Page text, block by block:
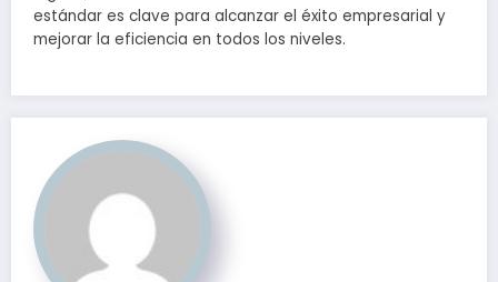
estándar es clave para alcanzar el éxito empresarial y
mejorar la eficiencia en todos los niveles.